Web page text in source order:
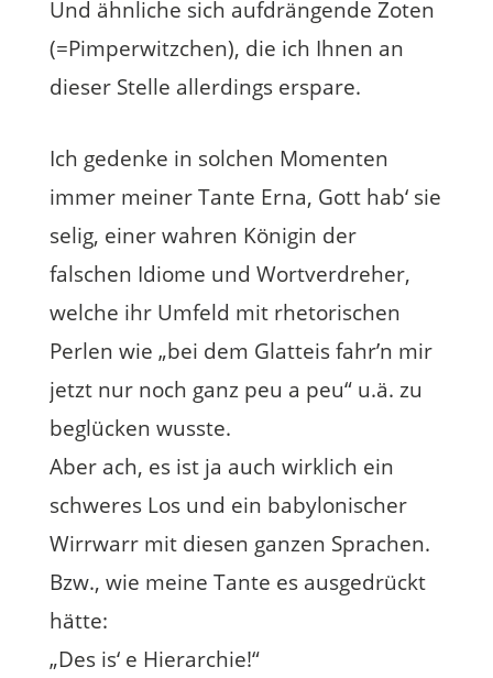
Und ähnliche sich aufdrängende Zoten
(=Pimperwitzchen), die ich Ihnen an
dieser Stelle allerdings erspare.
Ich gedenke in solchen Momenten
immer meiner Tante Erna, Gott hab‘ sie
selig, einer wahren Königin der
falschen Idiome und Wortverdreher,
welche ihr Umfeld mit rhetorischen
Perlen wie „bei dem Glatteis fahr’n mir
jetzt nur noch ganz peu a peu“ u.ä. zu
beglücken wusste.
Aber ach, es ist ja auch wirklich ein
schweres Los und ein babylonischer
Wirrwarr mit diesen ganzen Sprachen.
Bzw., wie meine Tante es ausgedrückt
hätte:
„Des is‘ e Hierarchie!“